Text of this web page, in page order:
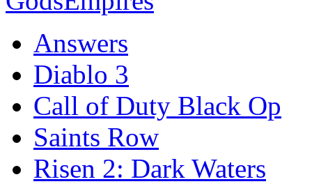
Answers
Diablo 3
Call of Duty Black Op
Saints Row
Risen 2: Dark Waters